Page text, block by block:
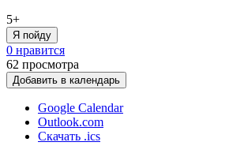
5+
Я пойду
0 нравится
62 просмотра
Добавить в календарь
Google Calendar
Outlook.com
Скачать .ics